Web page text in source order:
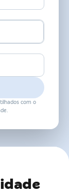
com o